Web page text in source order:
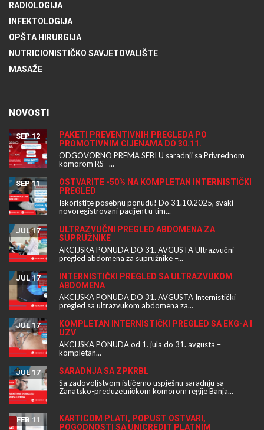
RADIOLOGIJA
INFEKTOLOGIJA
OPŠTA HIRURGIJA
NUTRICIONISTIČKO SAVJETOVALIŠTE
MASAŽE
NOVOSTI
PAKETI PREVENTIVNIH PREGLEDA PO
PROMOTIVNIM CIJENAMA DO 30.11.
SEP 12
ODGOVORNO PREMA SEBI U saradnji sa Privrednom
komorom RS –...
OSTVARITE -50% NA KOMPLETAN INTERNISTIČKI
PREGLED
SEP 11
Iskoristite posebnu ponudu! Do 31.10.2025, svaki
novoregistrovani pacijent u tim...
ULTRAZVUČNI PREGLED ABDOMENA ZA
SUPRUŽNIKE
JUL 17
AKCIJSKA PONUDA DO 31. AVGUSTA Ultrazvučni
pregled abdomena za supružnike –...
INTERNISTIČKI PREGLED SA ULTRAZVUKOM
ABDOMENA
JUL 17
AKCIJSKA PONUDA DO 31. AVGUSTA Internistički
pregled sa ultrazvukom abdomena za...
KOMPLETAN INTERNISTIČKI PREGLED SA EKG-A I
UZV
JUL 17
AKCIJSKA PONUDA od 1. jula do 31. avgusta –
kompletan...
SARADNJA SA ZPKRBL
JUL 17
Sa zadovoljstvom ističemo uspješnu saradnju sa
Zanatsko-preduzetničkom komorom regije Banja...
KARTICOM PLATI, POPUST OSTVARI,
POGODNOSTI SA UNICREDIT PLATNIM
FEB 11